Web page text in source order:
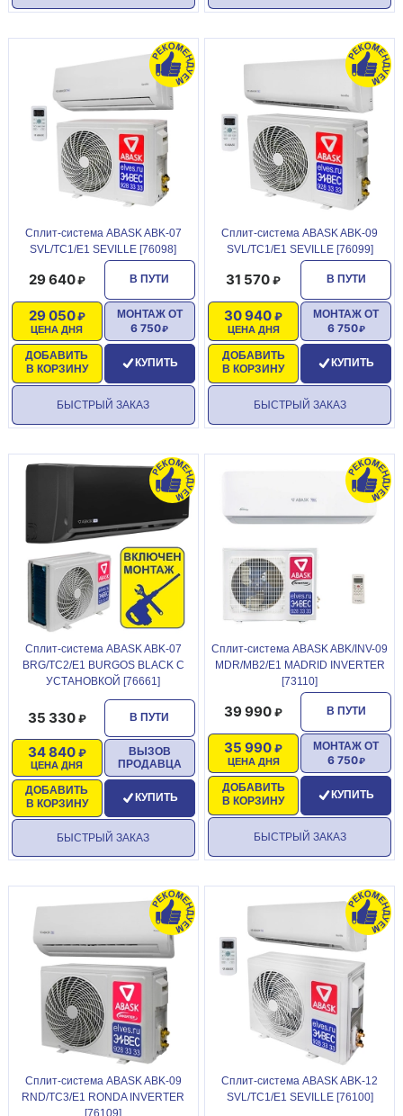
Сплит-система ABASK ABK-07
SVL/TC1/E1 SEVILLE [76098]
В ПУТИ
29 640
ЦЕНА ДНЯ
29 050
ДОБАВИТЬ
В КОРЗИНУ
МОНТАЖ ОТ
6 750
КУПИТЬ
БЫСТРЫЙ ЗАКАЗ
Сплит-система ABASK ABK-09
SVL/TC1/E1 SEVILLE [76099]
В ПУТИ
31 570
ЦЕНА ДНЯ
30 940
ДОБАВИТЬ
В КОРЗИНУ
МОНТАЖ ОТ
6 750
КУПИТЬ
БЫСТРЫЙ ЗАКАЗ
Сплит-система ABASK ABK-07
BRG/TC2/E1 BURGOS BLACK С
УСТАНОВКОЙ [76661]
В ПУТИ
35 330
ЦЕНА ДНЯ
34 840
ДОБАВИТЬ
В КОРЗИНУ
ВЫЗОВ
ПРОДАВЦА
КУПИТЬ
БЫСТРЫЙ ЗАКАЗ
Сплит-система ABASK ABK/INV-09
MDR/MB2/E1 MADRID INVERTER
[73110]
В ПУТИ
39 990
ЦЕНА ДНЯ
35 990
ДОБАВИТЬ
В КОРЗИНУ
МОНТАЖ ОТ
6 750
КУПИТЬ
БЫСТРЫЙ ЗАКАЗ
Сплит-система ABASK ABK-09
RND/TC3/E1 RONDA INVERTER
[76109]
Сплит-система ABASK ABK-12
SVL/TC1/E1 SEVILLE [76100]